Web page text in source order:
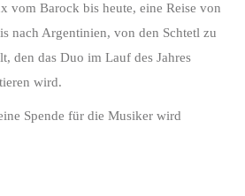
vom Barock bis heute, eine Reise von
nach Argentinien, von den Schtetl zu
den das Duo im Lauf des Jahres
wird.
Spende für die Musiker wird